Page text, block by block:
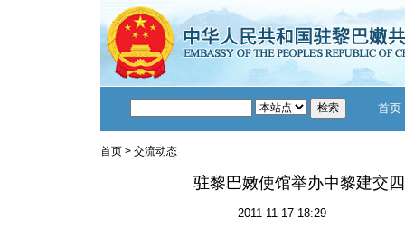
首页
首页 > 交流动态
驻黎巴嫩使馆举办中黎建交
2011-11-17 18:29